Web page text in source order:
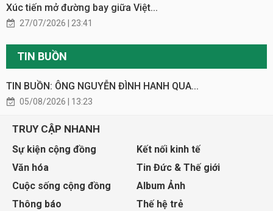
Xúc tiến mở đường bay giữa Việt...
27/07/2026 | 23:41
TIN BUỒN
TIN BUỒN: ÔNG NGUYỄN ĐÌNH HANH QUA...
05/08/2026 | 13:23
TRUY CẬP NHANH
Sự kiện cộng đồng
Kết nối kinh tế
Văn hóa
Tin Đức & Thế giới
Cuộc sống cộng đồng
Album Ảnh
Thông báo
Thế hệ trẻ